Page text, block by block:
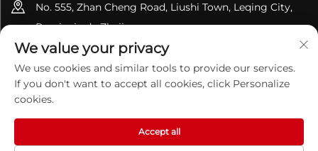
No. 555, Zhan Cheng Road, Liushi Town, Leqing City,
Provincia de Zhejiang
+86-13695814656
[email protected]
Derechos de autor © 2026 ZHEJIANG PQUAN Technology Co.
We value your privacy
We use cookies and similar tools to provide our services.
If you don't want to accept all cookies, click Personalize
cookies.
Accept all